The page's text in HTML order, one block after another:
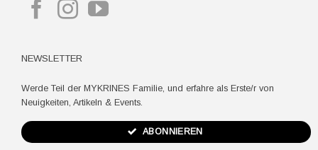
NEWSLETTER
Werde Teil der MYKRINES Familie, und erfahre als Erste/r von
Neuigkeiten, Artikeln & Events.
ABONNIEREN